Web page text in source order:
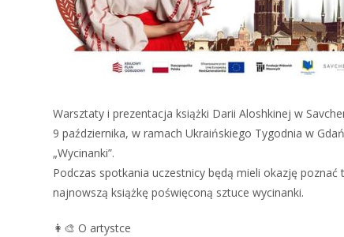
Warsztaty i prezentacja książki Darii Aloshkinej w
9 października, w ramach Ukraińskiego Tygodnia w
„Wycinanki”.
Podczas spotkania uczestnicy będą mieli okazję
najnowszą książkę poświęconą sztuce wycinanki.
👩‍🎨 O artystce